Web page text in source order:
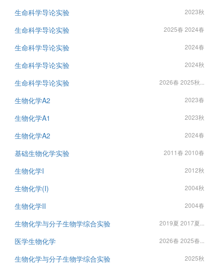
生命科学导论实验 2023秋
生命科学导论实验 2025春 2024春
生命科学导论实验 2024春
生命科学导论实验 2024秋
生命科学导论实验 2026春 2025秋...
生物化学A2 2023春
生物化学A1 2023秋
生物化学A2 2024春
基础生物化学实验 2011春 2010春
生物化学I 2012秋
生物化学(I) 2004秋
生物化学II 2004春
生物化学与分子生物学综合实验 2019夏 2017夏...
医学生物化学 2026春 2025春...
生物化学与分子生物学综合实验 2025秋